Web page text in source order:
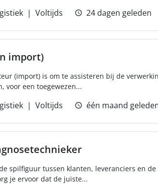
Voltijds 24 dagen geleden
import)
(import) is om te assisteren bij de
voor een toegewezen...
Voltijds één maand
spilfiguur tussen klanten, leveranciers en
je ervoor dat de juiste...